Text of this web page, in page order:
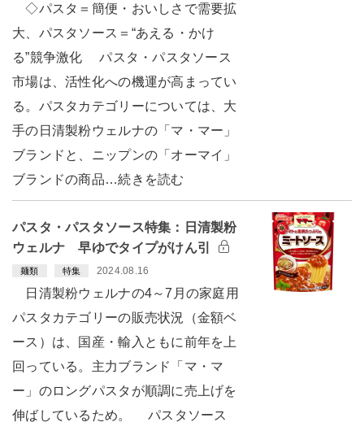
◇パスタ＝簡便・おいしさで需要拡
大、パスタソース＝“あえる・かけ
る”競争激化 パスタ・パスタソース
市場は、活性化への機運が高まってい
る。パスタカテゴリーについては、大
手の日清製粉ウェルナの「マ・マー」
ブランドと、ニップンの「オーマイ」
ブランドの商品…続きを読む
パスタ・パスタソース特集：日清製粉
ウェルナ 早ゆでタイプがけん引
麺類 特集 2024.08.16
日清製粉ウェルナの4～7月の家庭用
パスタカテゴリーの販売状況（金額ベ
ース）は、国産・輸入ともに前年を上
回っている。主力ブランド「マ・マ
ー」のロングパスタが順調に売上げを
伸ばしているため。 パスタソース